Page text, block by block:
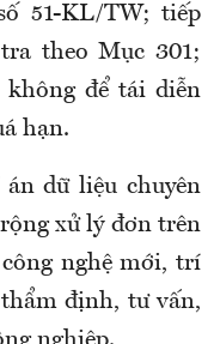
51-KL/TW; tiếp
theo Mục 301;
để tái diễn
hạn.
dữ liệu chuyên
xử lý đơn trên
nghệ mới, trí
định, tư vấn,